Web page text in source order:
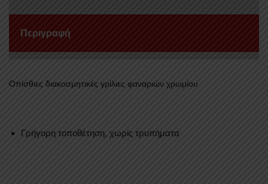
D40
2006+
ποσότητα
Περιγραφή
Οπίσθιες διακοσμητικές γρίλιες φαναριών χρωμίου
Γρήγορη τοποθέτηση, χωρίς τρυπήματα